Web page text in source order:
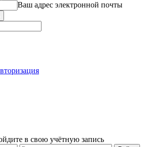
Ваш адрес электронной почты
в свою учётную запись